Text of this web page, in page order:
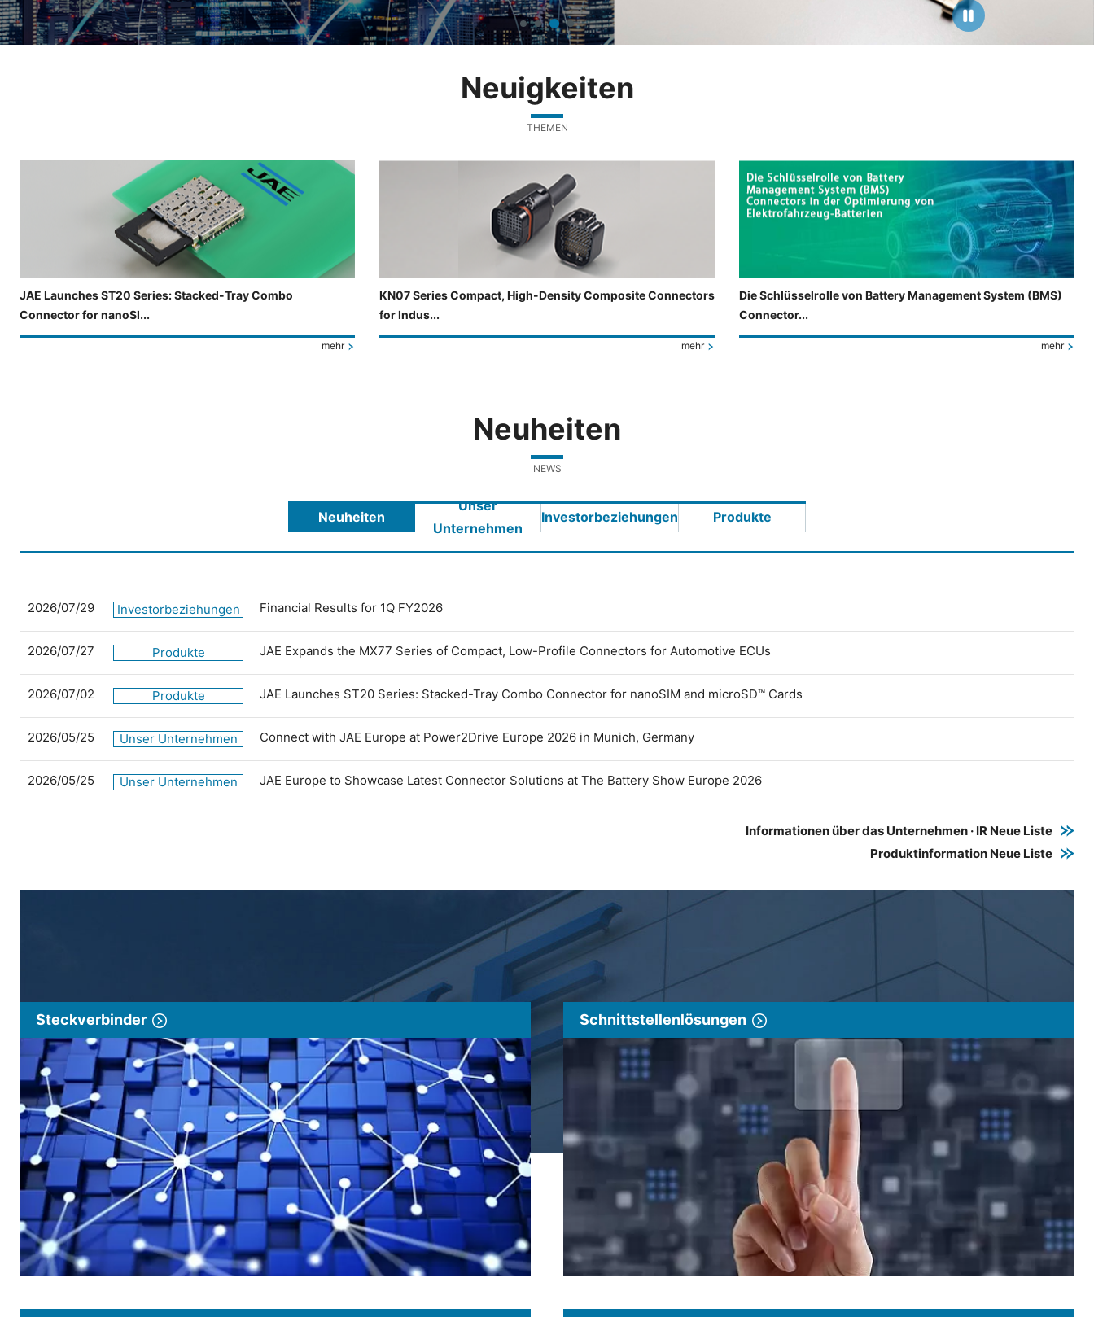
Neuigkeiten
THEMEN
JAE Launches ST20 Series: Stacked-Tray Combo
Connector for nanoSI...
mehr
KN07 Series Compact, High-Density Composite Connectors
for Indus...
mehr
Die Schlüsselrolle von Battery Management System (BMS)
Connector...
mehr
Neuheiten
NEWS
Neuheiten
Unser
Unternehmen
Investorbeziehungen Produkte
2026/07/29 Investorbeziehungen Financial Results for 1Q FY2026
2026/07/27 Produkte JAE Expands the MX77 Series of Compact, Low-Profile Connectors for Automotive ECUs
2026/07/02 Produkte JAE Launches ST20 Series: Stacked-Tray Combo Connector for nanoSIM and microSD™ Cards
2026/05/25 Unser Unternehmen Connect with JAE Europe at Power2Drive Europe 2026 in Munich, Germany
2026/05/25 Unser Unternehmen JAE Europe to Showcase Latest Connector Solutions at The Battery Show Europe 2026
Informationen über das Unternehmen · IR Neue Liste
Produktinformation Neue Liste
Steckverbinder Schnittstellenlösungen